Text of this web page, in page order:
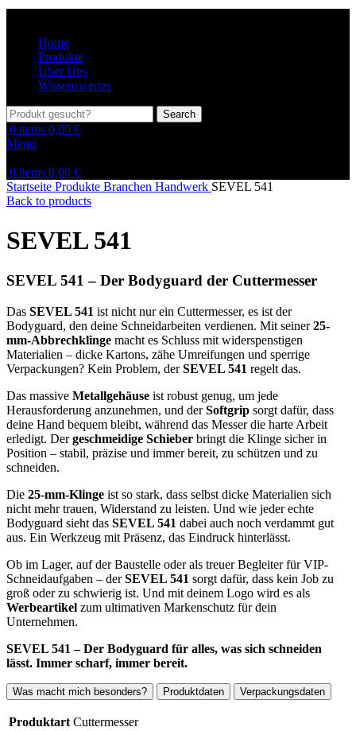
Home
Produkte
Über Uns
Wissenswertes
Search
0 items 0,00 €
Menu
0 items 0,00 €
Startseite Produkte Branchen Handwerk SEVEL 541
Back to products
SEVEL 541
SEVEL 541 – Der Bodyguard der Cuttermesser
Das SEVEL 541 ist nicht nur ein Cuttermesser, es ist der
Bodyguard, den deine Schneidarbeiten verdienen. Mit seiner25-
mm-Abbrechklinge macht es Schluss mit widerspenstigen
Materialien – dicke Kartons, zähe Umreifungen und sperrige
Verpackungen? Kein Problem, derSEVEL 541 regelt das.
Das massive Metallgehäuse ist robust genug, um jede
Herausforderung anzunehmen, und derSoftgrip sorgt dafür, dass
deine Hand bequem bleibt, während das Messer die harte Arbeit
erledigt. Dergeschmeidige Schieber bringt die Klinge sicher in
Position – stabil, präzise und immer bereit, zu schützen und zu
schneiden.
Die 25-mm-Klinge ist so stark, dass selbst dicke Materialien sich
nicht mehr trauen, Widerstand zu leisten. Und wie jeder echte
Bodyguard sieht das SEVEL 541 dabei auch noch verdammt gut
aus. Ein Werkzeug mit Präsenz, das Eindruck hinterlässt.
Ob im Lager, auf der Baustelle oder als treuer Begleiter für VIP-
Schneidaufgaben – derSEVEL 541 sorgt dafür, dass kein Job zu
groß oder zu schwierig ist. Und mit deinem Logo wird es als
Werbeartikel zum ultimativen Markenschutz für dein
Unternehmen.
SEVEL 541 – Der Bodyguard für alles, was sich schneiden
lässt. Immer scharf, immer bereit.
Was macht mich besonders? Produktdaten Verpackungsdaten
Produktart Cuttermesser